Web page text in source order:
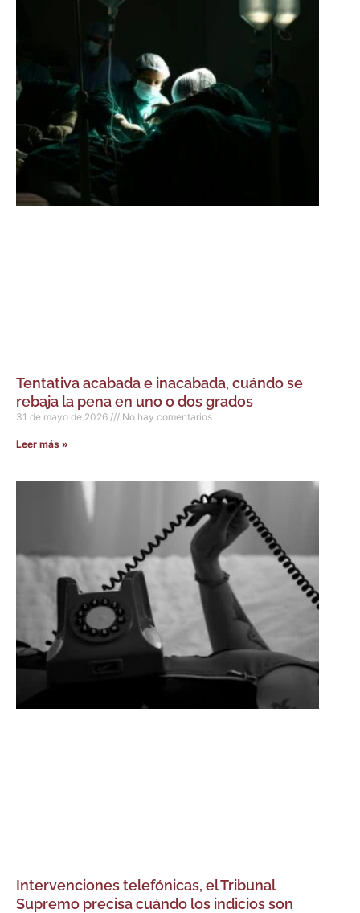
Tentativa acabada e inacabada, cuándo se
rebaja la pena en uno o dos grados
31 de mayo de 2026 No hay comentarios
Leer más »
Intervenciones telefónicas, el Tribunal
Supremo precisa cuándo los indicios son